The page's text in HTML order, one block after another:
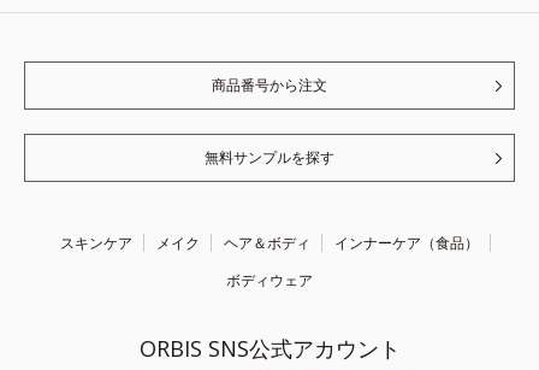
商品番号から注文
無料サンプルを探す
スキンケア メイク ヘア＆ボディ
インナーケア（食品）
ボディウェア
ORBIS SNS公式アカウント